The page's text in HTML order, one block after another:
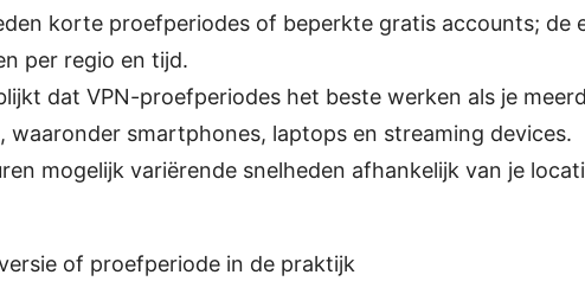
korte proefperiodes of beperkte gratis accounts; de
per regio en tijd.
dat VPN-proefperiodes het beste werken als je
waaronder smartphones, laptops en streaming devices.
mogelijk variërende snelheden afhankelijk van je
of proefperiode in de praktijk